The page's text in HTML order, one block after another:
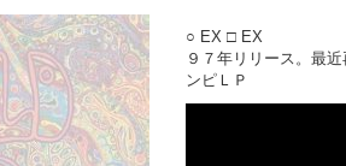
○ EX □ EX
９７年リリース。最
ンピＬＰ